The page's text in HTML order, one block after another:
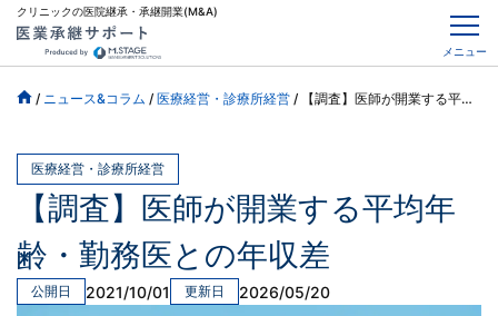
クリニックの医院継承・承継開業(M&A)
メニュー
/ ニュース&コラム / 医療経営・診療所経営 / 【調査】医師が開業する平均年齢・勤務医との年収差
医療経営・診療所経営
【調査】医師が開業する平均年
齢・勤務医との年収差
公開日 2021/10/01 更新日 2026/05/20